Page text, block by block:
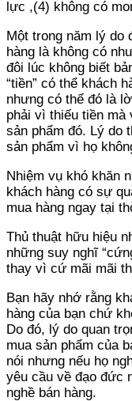
lực ,(4) không có
Một trong năm lý do
hàng là không có
đôi lúc không biết
“tiền” có thể khách
nhưng có thể đó là
phải vì thiếu tiền mà
sản phẩm đó. Lý do
sản phẩm vì họ
Nhiệm vụ khó khăn
khách hàng có sự
mua hàng ngay tại
Thủ thuật hữu hiệu
những suy nghĩ
thay vì cứ mãi mãi
Bạn hãy nhớ rằng
hàng của bạn chứ
Do đó, lý do quan
mua sản phẩm của
nói nhưng nếu họ
yêu cầu về đạo đức
nghề bán hàng.